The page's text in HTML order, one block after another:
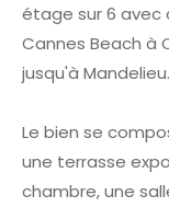
étage sur 6 avec
Cannes Beach à
jusqu'à Mandelieu.
Le bien se
une terrasse
chambre, une